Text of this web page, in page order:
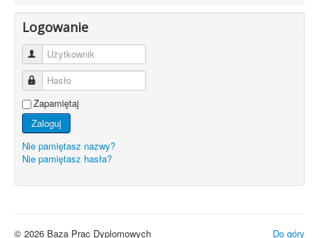
Logowanie
Użytkownik
Hasło
Zapamiętaj
Zaloguj
Nie pamiętasz nazwy?
Nie pamiętasz hasła?
Do góry
© 2026 Baza Prac Dyplomowych